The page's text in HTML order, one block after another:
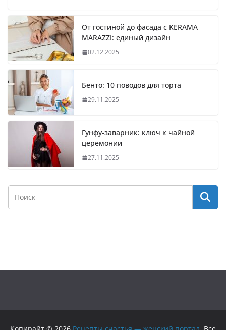
От гостиной до фасада с KERAMA
MARAZZI: единый дизайн
02.12.2025
Бенто: 10 поводов для торта
29.11.2025
Гунфу-заварник: ключ к чайной
церемонии
27.11.2025